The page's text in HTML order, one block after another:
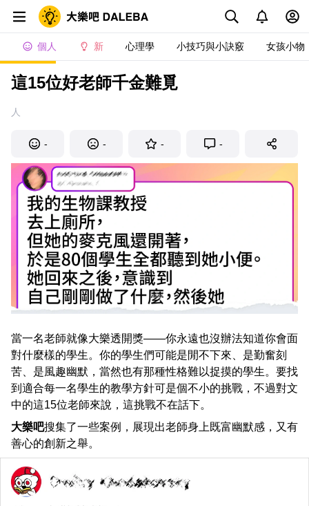
個人 新 心理學 小技巧與小訣竅 女孩小物
這15位好老師千金難覓
人
- - - -
當一名老師就像大樂透開獎——你永遠也沒辦法知道你會面
對什麼樣的學生。你的學生們可能是閒不下來、是勤奮刻
苦、是風趣幽默，當然也有那種性格難以捉摸的學生。要找
到適合每一名學生的教學方針可是個不小的挑戰，不過對文
中的這15位老師來說，這挑戰不在話下。
大樂吧搜集了一些案例，展現出老師身上既富幽默感，又有
善心的創新之舉。